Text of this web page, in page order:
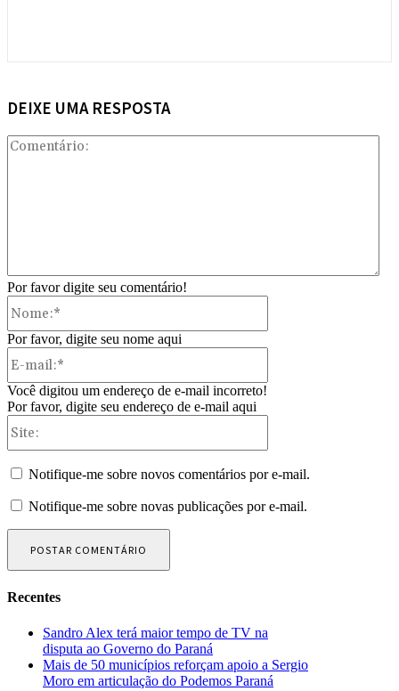
DEIXE UMA RESPOSTA
Por favor digite seu comentário!
Por favor, digite seu nome aqui
Você digitou um endereço de e-mail incorreto!
Por favor, digite seu endereço de e-mail aqui
Notifique-me sobre novos comentários por e-mail.
Notifique-me sobre novas publicações por e-mail.
Recentes
Sandro Alex terá maior tempo de TV na
disputa ao Governo do Paraná
Mais de 50 municípios reforçam apoio a Sergio
Moro em articulação do Podemos Paraná